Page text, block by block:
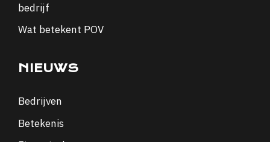
bedrijf
Wat betekent POV
NIEUWS
Bedrijven
Betekenis